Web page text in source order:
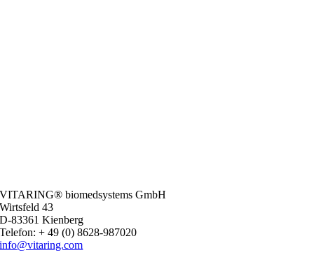
VITARING® biomedsystems GmbH
Wirtsfeld 43
D-83361 Kienberg
Telefon: + 49 (0) 8628-987020
info@vitaring.com